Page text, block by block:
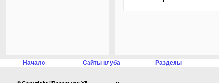
Начало Сайты клуба Разделы